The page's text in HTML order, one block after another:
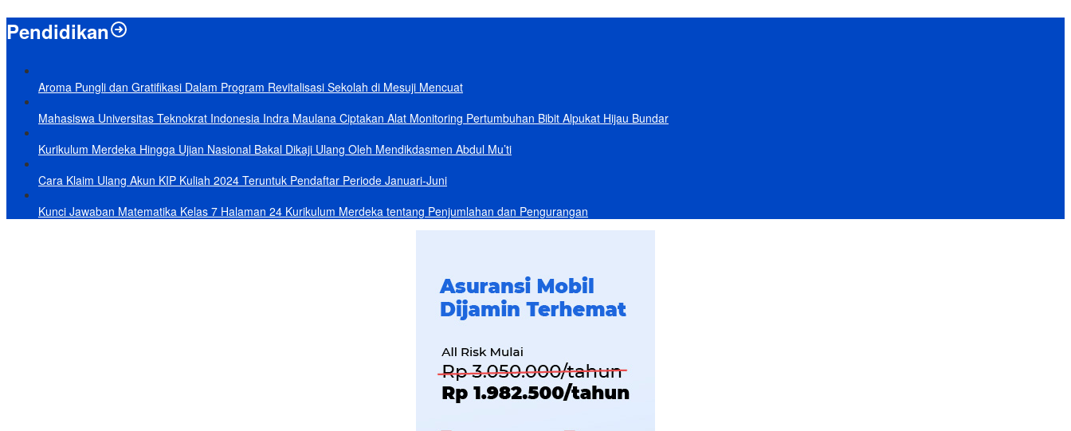
Pendidikan
Aroma Pungli dan Gratifikasi Dalam Program Revitalisasi Sekolah di Mesuji Mencuat
Mahasiswa Universitas Teknokrat Indonesia Indra Maulana Ciptakan Alat Monitoring Pertumbuhan Bibit Alpukat Hijau Bundar
Kurikulum Merdeka Hingga Ujian Nasional Bakal Dikaji Ulang Oleh Mendikdasmen Abdul Mu’ti
Cara Klaim Ulang Akun KIP Kuliah 2024 Teruntuk Pendaftar Periode Januari-Juni
Kunci Jawaban Matematika Kelas 7 Halaman 24 Kurikulum Merdeka tentang Penjumlahan dan Pengurangan